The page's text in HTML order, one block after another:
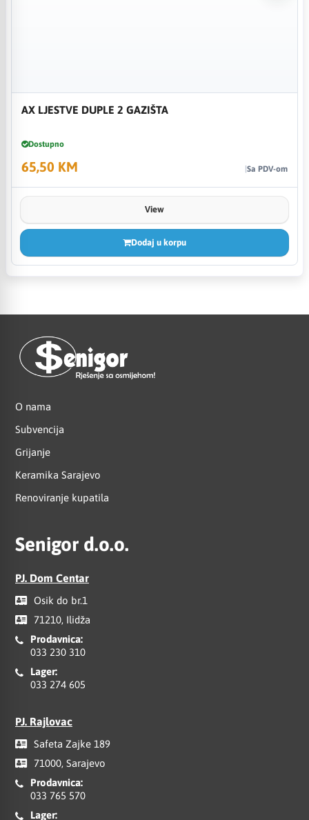
AX LJESTVE DUPLE 2 GAZIŠTA
Dostupno
65,50 KM Sa PDV-om
View
Dodaj u korpu
O nama
Subvencija
Grijanje
Keramika Sarajevo
Renoviranje kupatila
Senigor d.o.o.
PJ. Dom Centar
Osik do br.1
71210, Ilidža
Prodavnica:
033 230 310
Lager:
033 274 605
PJ. Rajlovac
Safeta Zajke 189
71000, Sarajevo
Prodavnica:
033 765 570
Lager: